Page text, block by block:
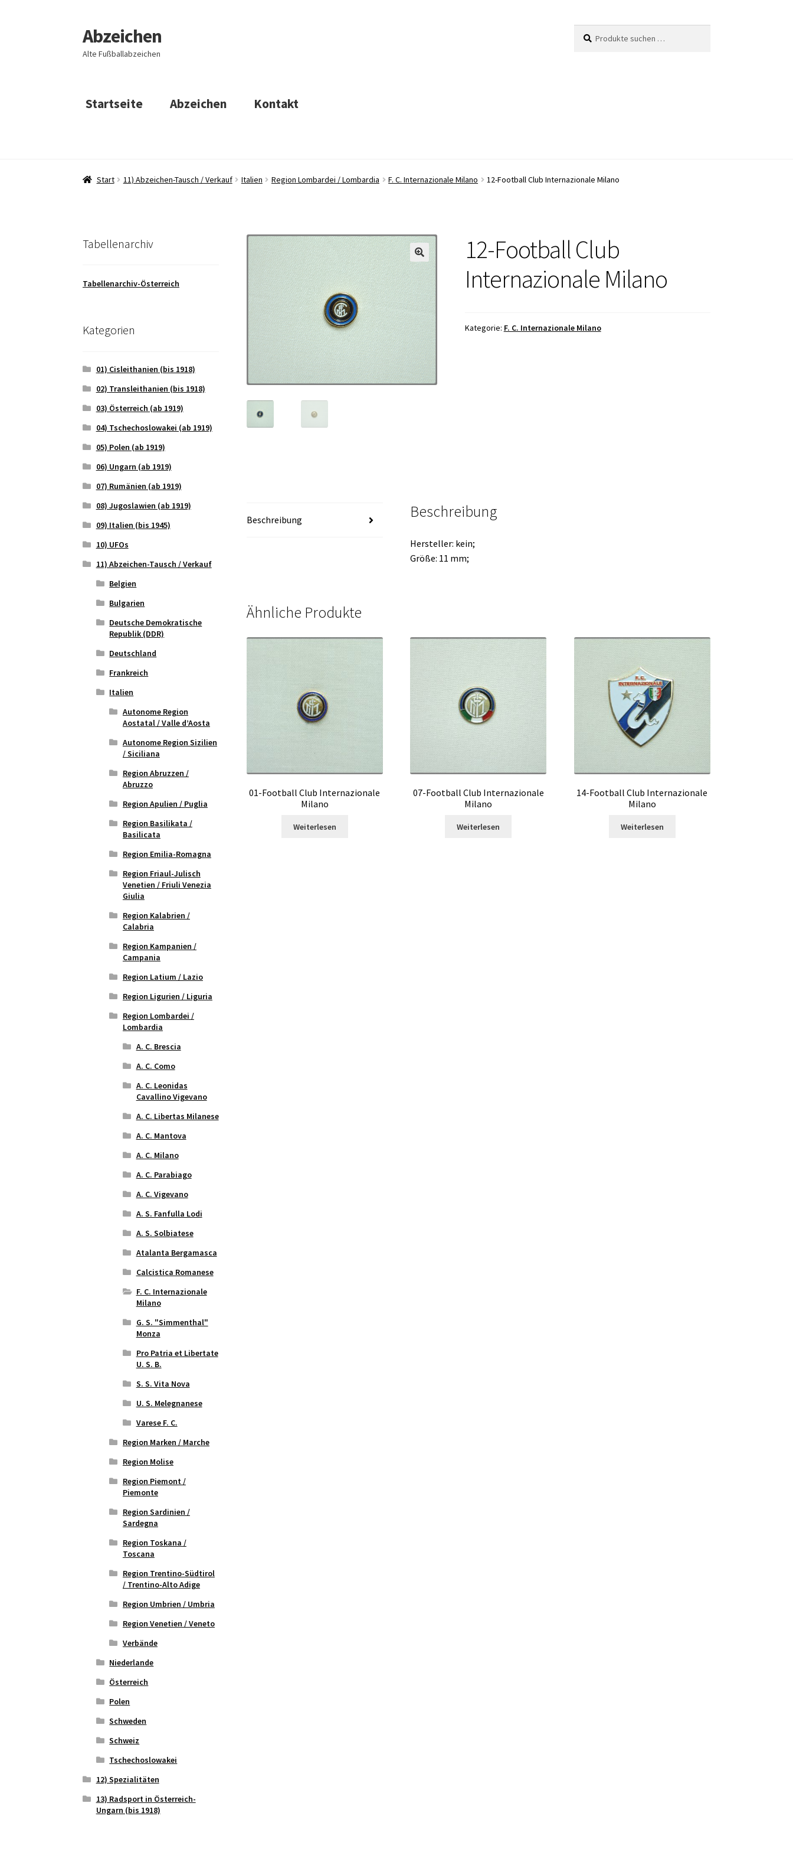
Zur
Navigation
springen
Zum
Inhalt
springen
Abzeichen
Alte Fußballabzeichen
nach:
Startseite Abzeichen Kontakt
Start 11) Abzeichen-Tausch / Verkauf Italien Region Lombardei / Lombardia F. C. Internazionale Milano 12-Football Club Internazionale Milano
12-Football Club
Internazionale Milano
Kategorie: F. C. Internazionale Milano
Beschreibung Beschreibung
Hersteller: kein;
Größe: 11 mm;
Ähnliche Produkte
01-Football Club Internazionale
Milano
Weiterlesen
07-Football Club Internazionale
Milano
Weiterlesen
14-Football Club Internazionale
Milano
Weiterlesen
Tabellenarchiv
Tabellenarchiv-Österreich
Kategorien
01) Cisleithanien (bis 1918)
02) Transleithanien (bis 1918)
03) Österreich (ab 1919)
04) Tschechoslowakei (ab 1919)
05) Polen (ab 1919)
06) Ungarn (ab 1919)
07) Rumänien (ab 1919)
08) Jugoslawien (ab 1919)
09) Italien (bis 1945)
10) UFOs
11) Abzeichen-Tausch / Verkauf
Belgien
Bulgarien
Deutsche Demokratische
Republik (DDR)
Deutschland
Frankreich
Italien
Autonome Region
Aostatal / Valle d’Aosta
Autonome Region Sizilien
/ Siciliana
Region Abruzzen /
Abruzzo
Region Apulien / Puglia
Region Basilikata /
Basilicata
Region Emilia-Romagna
Region Friaul-Julisch
Venetien / Friuli Venezia
Giulia
Region Kalabrien /
Calabria
Region Kampanien /
Campania
Region Latium / Lazio
Region Ligurien / Liguria
Region Lombardei /
Lombardia
A. C. Brescia
A. C. Como
A. C. Leonidas
Cavallino Vigevano
A. C. Libertas Milanese
A. C. Mantova
A. C. Milano
A. C. Parabiago
A. C. Vigevano
A. S. Fanfulla Lodi
A. S. Solbiatese
Atalanta Bergamasca
Calcistica Romanese
F. C. Internazionale
Milano
G. S. "Simmenthal"
Monza
Pro Patria et Libertate
U. S. B.
S. S. Vita Nova
U. S. Melegnanese
Varese F. C.
Region Marken / Marche
Region Molise
Region Piemont /
Piemonte
Region Sardinien /
Sardegna
Region Toskana /
Toscana
Region Trentino-Südtirol
/ Trentino-Alto Adige
Region Umbrien / Umbria
Region Venetien / Veneto
Verbände
Niederlande
Österreich
Polen
Schweden
Schweiz
Tschechoslowakei
12) Spezialitäten
13) Radsport in Österreich-
Ungarn (bis 1918)